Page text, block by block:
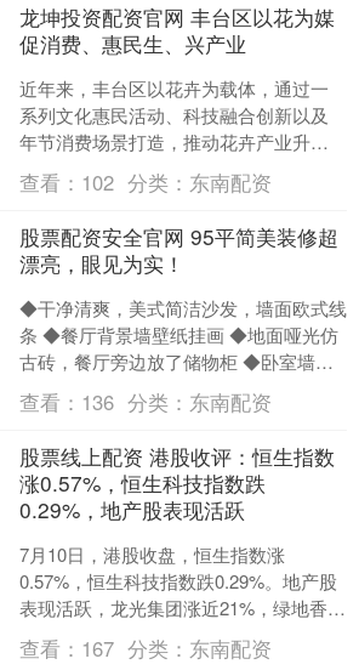
龙坤投资配资官网 丰台区以花为媒
促消费、惠民生、兴产业
近年来，丰台区以花卉为载体，通过一
系列文化惠民活动、科技融合创新以及
年节消费场景打造，推动花卉产业升级
与民生服务提质，为区域发展注入绿色
动能与融融暖意，让花卉之....
查看： 102 分类： 东南配资
股票配资安全官网 95平简美装修超
漂亮，眼见为实！
◆干净清爽，美式简洁沙发，墙面欧式线
条 ◆餐厅背景墙壁纸挂画 ◆地面哑光仿
古砖，餐厅旁边放了储物柜 ◆卧室墙面
白色，背景做了欧式线条，做了壁灯 ◆
白色橱柜，瓷砖....
查看： 136 分类： 东南配资
股票线上配资 港股收评：恒生指数
涨0.57%，恒生科技指数跌
0.29%，地产股表现活跃
7月10日，港股收盘，恒生指数涨
0.57%，恒生科技指数跌0.29%。地产股
表现活跃，龙光集团涨近21%，绿地香港
涨超18%、佳兆业集团涨超15%、融创中
国均涨....
查看： 167 分类： 东南配资